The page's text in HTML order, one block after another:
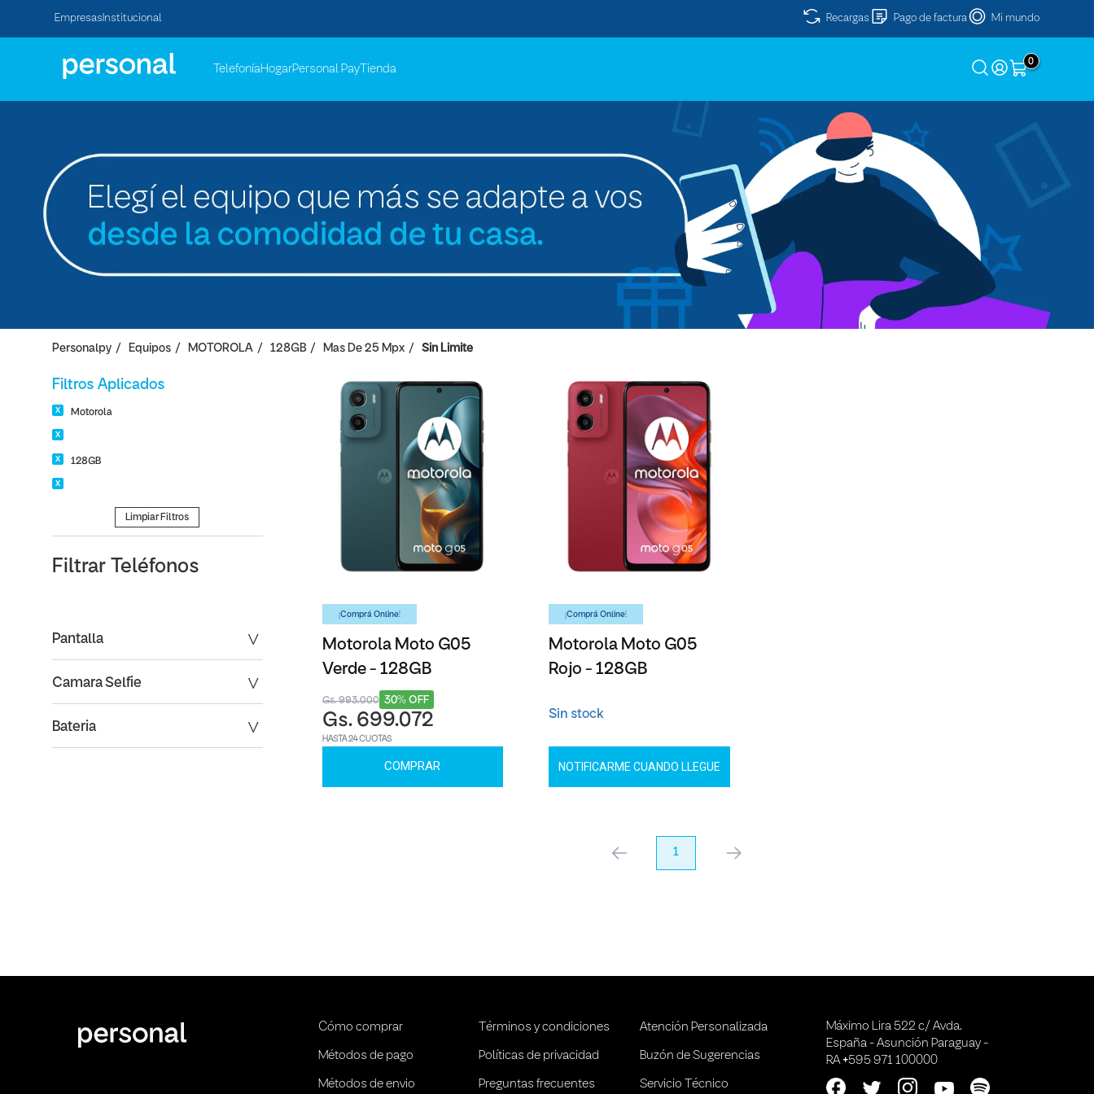
Empresas Institucional Recargas Pago de factura Mi mundo
TelefoníaHogarPersonal Pay Tienda
0
Personalpy Equipos MOTOROLA 128GB Mas De 25 Mpx Sin Limite
Filtros Aplicados
Motorola
128GB
Limpiar Filtros
Filtrar Teléfonos
Pantalla
Camara Selfie
Bateria
¡Comprá Online!
Motorola Moto G05
Verde - 128GB
30% OFF
Gs. 993.000
Gs. 699.072
HASTA 24 CUOTAS
COMPRAR
¡Comprá Online!
Motorola Moto G05
Rojo - 128GB
Sin stock
NOTIFICARME CUANDO LLEGUE
anterior 1 próximo
Cómo comprar
Métodos de pago
Métodos de envio
Términos y condiciones
Políticas de privacidad
Preguntas frecuentes
Atención Personalizada
Buzón de Sugerencias
Servicio Técnico
Máximo Lira 522 c/ Avda.
España - Asunción Paraguay -
RA +595 971 100000